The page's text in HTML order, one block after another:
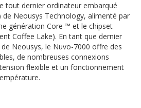
tout dernier ordinateur embarqué
de Neousys Technology, alimenté par
génération Core ™ et le chipset
Coffee Lake). En tant que dernier
Neousys, le Nuvo-7000 offre des
de nombreuses connexions
flexible et un fonctionnement